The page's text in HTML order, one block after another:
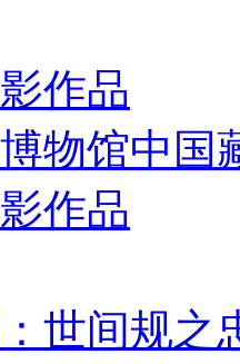
作品
物馆中国
作品
世间规